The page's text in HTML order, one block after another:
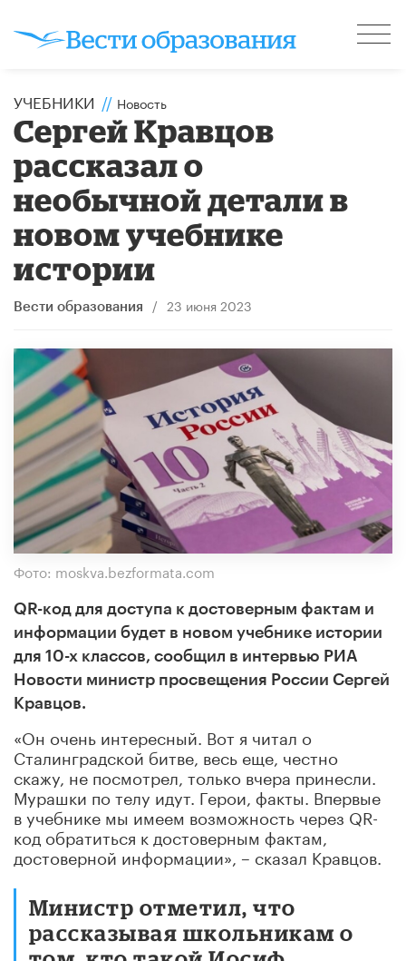
УЧЕБНИКИ // Новость
Сергей Кравцов
рассказал о
необычной детали в
новом учебнике
истории
Вести образования / 23 июня 2023
Фото: moskva.bezformata.com
QR-код для доступа к достоверным фактам и
информации будет в новом учебнике истории
для 10-х классов, сообщил в интервью РИА
Новости министр просвещения России Сергей
Кравцов.
«Он очень интересный. Вот я читал о
Сталинградской битве, весь еще, честно
скажу, не посмотрел, только вчера принесли.
Мурашки по телу идут. Герои, факты. Впервые
в учебнике мы имеем возможность через QR-
код обратиться к достоверным фактам,
достоверной информации», – сказал Кравцов.
Министр отметил, что
рассказывая школьникам о